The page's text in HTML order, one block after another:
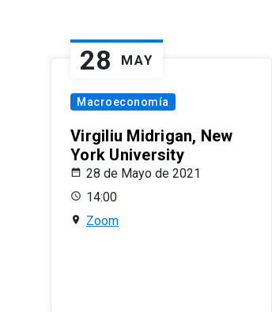
28 MAY
Macroeconomía
Virgiliu Midrigan, New
York University
28 de Mayo de 2021
14:00
Zoom